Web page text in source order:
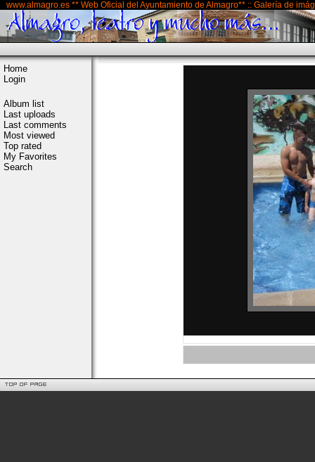
www.almagro.es ** Web Oficial del Ayuntamiento de Almagro** :: Galería de
Home
Login
Album list
Last uploads
Last comments
Most viewed
Top rated
My Favorites
Search